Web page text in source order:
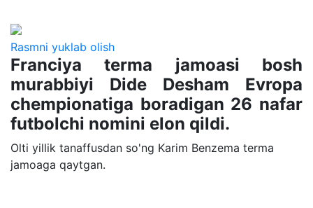
Rasmni yuklab olish
Franciya terma jamoasi bosh
murabbiyi Dide Desham Evropa
chempionatiga boradigan 26 nafar
futbolchi nomini elon qildi.
Olti yillik tanaffusdan so'ng Karim Benzema terma
jamoaga qaytgan.